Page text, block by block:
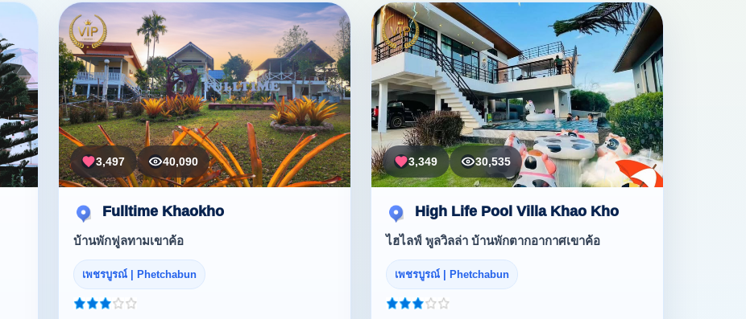
3,497 40,090
Fulltime Khaokho
บ้านพักฟูลทามเขาค้อ
เพชรบูรณ์ | Phetchabun
3,349 30,535
High Life Pool Villa Khao Kho
ไฮไลฟ์ พูลวิลล่า บ้านพักตากอากาศเขาค้อ
เพชรบูรณ์ | Phetchabun